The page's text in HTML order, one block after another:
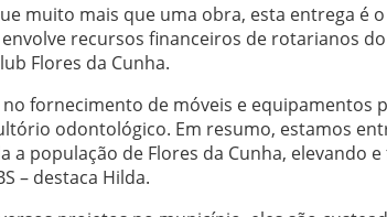
muito mais que uma obra, esta entrega é
recursos financeiros de rotarianos
Flores da Cunha.
fornecimento de móveis e equipamentos
odontológico. Em resumo, estamos
a população de Flores da Cunha, elevando
– destaca Hilda.